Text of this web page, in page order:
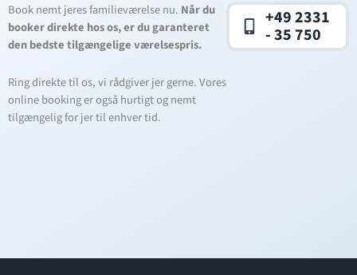
Book nemt jeres familieværelse nu. Når du
booker direkte hos os, er du garanteret
den bedste tilgængelige værelsespris.
Ring direkte til os, vi rådgiver jer gerne. Vores
online booking er også hurtigt og nemt
tilgængelig for jer til enhver tid.
+49 2331
- 35 750